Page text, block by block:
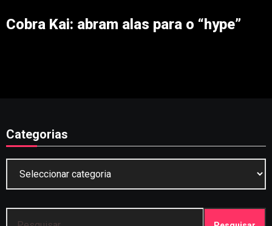
Cobra Kai: abram alas para o “hype”
Categorias